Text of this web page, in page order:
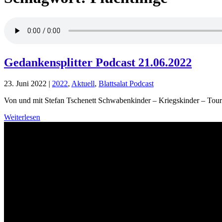
Gedankensplitter Podcast 21.06.2022
23. Juni 2022 | 2022, Aktuell, Blattsalat Podcast
Von und mit Stefan Tschenett Schwabenkinder – Kriegskinder –
Weiterlesen